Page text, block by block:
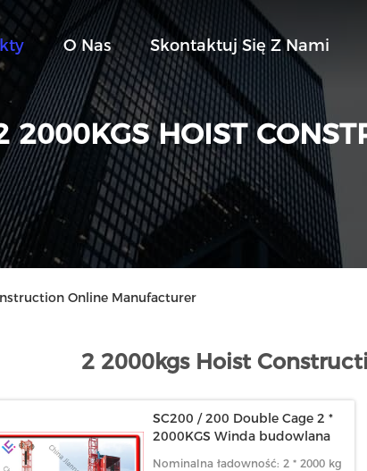
O Nas Skontaktuj Się Z Nami
2000KGS HOIST
Online Manufacturer
2 2000kgs Hoist
SC200 / 200 Double Cage 2 *
2000KGS Winda budowlana
Nominalna ładowność: 2 * 2000 kg